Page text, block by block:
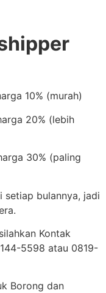
10% (murah)
20% (lebih
30% (paling
setiap bulannya, jadi
Kontak
5598 atau 0819-
Borong dan